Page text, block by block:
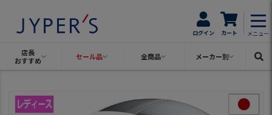
ログイン カート メニュー
店長
おすすめ
セール品 全商品 メーカー別